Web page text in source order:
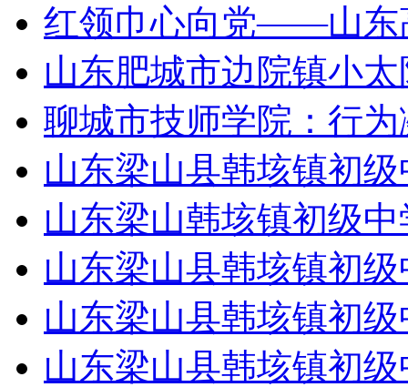
红领巾心向党——山东
山东肥城市边院镇小
聊城市技师学院：行
山东梁山县韩垓镇初
山东梁山韩垓镇初级
山东梁山县韩垓镇初
山东梁山县韩垓镇初
山东梁山县韩垓镇初